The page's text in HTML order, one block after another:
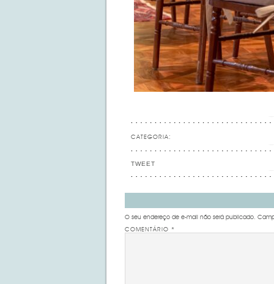
CATEGORIA:
TWEET
O seu endereço de e-mail não será publicado.
COMENTÁRIO *